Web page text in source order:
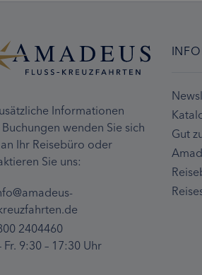
Informationen
wenden Sie sich
Ihr Reisebüro oder
Sie uns:
2404460
Fr. 9:30 – 17:30 Uhr
Gut